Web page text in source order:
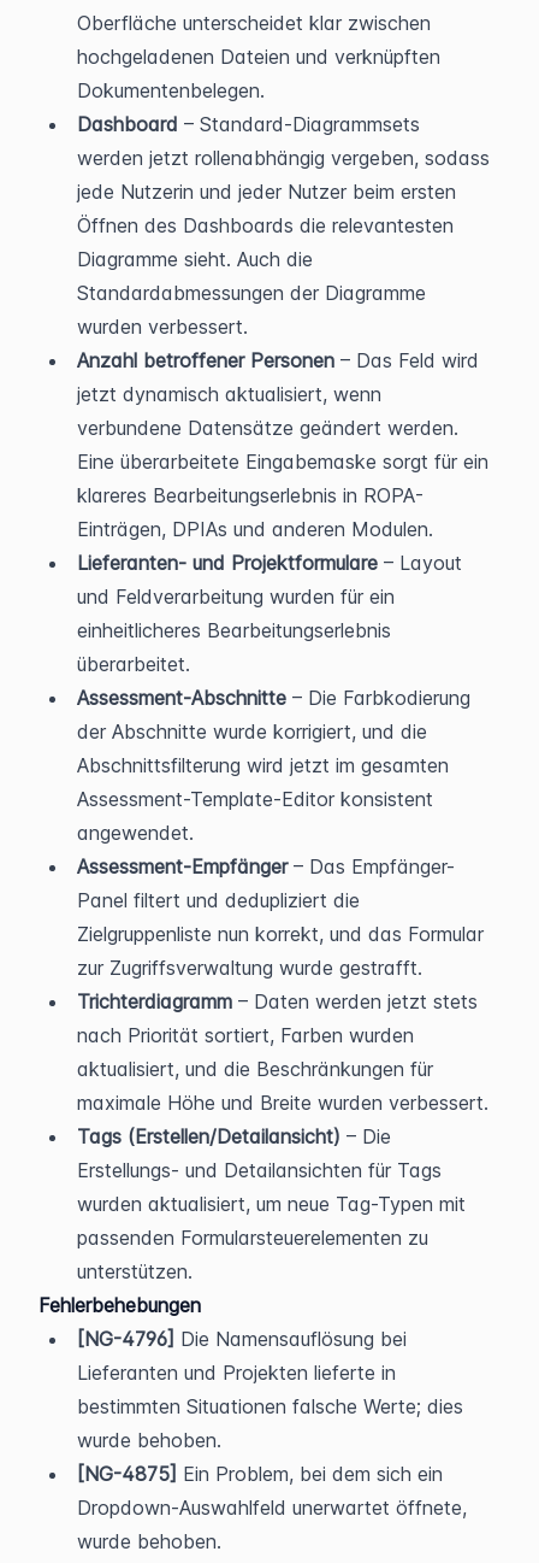
Oberfläche unterscheidet klar zwischen
hochgeladenen Dateien und verknüpften
Dokumentenbelegen.
Dashboard – Standard-Diagrammsets
werden jetzt rollenabhängig vergeben, sodass
jede Nutzerin und jeder Nutzer beim ersten
Öffnen des Dashboards die relevantesten
Diagramme sieht. Auch die
Standardabmessungen der Diagramme
wurden verbessert.
Anzahl betroffener Personen – Das Feld wird
jetzt dynamisch aktualisiert, wenn
verbundene Datensätze geändert werden.
Eine überarbeitete Eingabemaske sorgt für ein
klareres Bearbeitungserlebnis in ROPA-
Einträgen, DPIAs und anderen Modulen.
Lieferanten- und Projektformulare – Layout
und Feldverarbeitung wurden für ein
einheitlicheres Bearbeitungserlebnis
überarbeitet.
Assessment-Abschnitte – Die Farbkodierung
der Abschnitte wurde korrigiert, und die
Abschnittsfilterung wird jetzt im gesamten
Assessment-Template-Editor konsistent
angewendet.
Assessment-Empfänger – Das Empfänger-
Panel filtert und dedupliziert die
Zielgruppenliste nun korrekt, und das Formular
zur Zugriffsverwaltung wurde gestrafft.
Trichterdiagramm – Daten werden jetzt stets
nach Priorität sortiert, Farben wurden
aktualisiert, und die Beschränkungen für
maximale Höhe und Breite wurden verbessert.
Tags (Erstellen/Detailansicht) – Die
Erstellungs- und Detailansichten für Tags
wurden aktualisiert, um neue Tag-Typen mit
passenden Formularsteuerelementen zu
unterstützen.
Fehlerbehebungen
[NG-4796] Die Namensauflösung bei
Lieferanten und Projekten lieferte in
bestimmten Situationen falsche Werte; dies
wurde behoben.
[NG-4875] Ein Problem, bei dem sich ein
Dropdown-Auswahlfeld unerwartet öffnete,
wurde behoben.